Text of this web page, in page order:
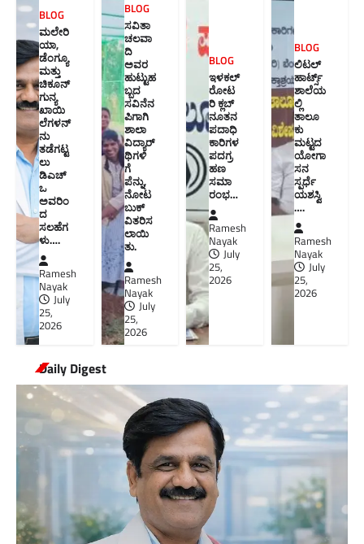
BLOG
ಮಲೇರಿ
ಯಾ,
ಡೆಂಗ್ಯೂ
ಮತ್ತು
ಚಿಕೂನ್
ಗುನ್ಯ
ಖಾಯಿ
ಲೆಗಳನ್
ನು
ತಡೆಗಟ್ಟ
ಲು
ಡಿಎಚ್‌
ಒ
ಅವರಿಂ
ದ
ಸಲಹೆಗ
ಳು….
Ramesh
Nayak
July
25,
2026
BLOG
ಸವಿತಾ
ಚಲವಾ
ದಿ
ಅವರ
ಹುಟ್ಟುಹ
ಬ್ಬದ
ಸವಿನೆನ
ಪಿಗಾಗಿ
ಶಾಲಾ
ವಿದ್ಯಾರ್
ಥಿಗಳಿ
ಗೆ
ಪೆನ್ನು,
ನೋಟ
ಬುಕ್
ವಿತರಿಸ
ಲಾಯಿ
ತು.
Ramesh
Nayak
July
25,
2026
BLOG
ಇಳಕಲ್
ರೋಟ
ರಿ ಕ್ಲಬ್
ನೂತನ‌
ಪದಾಧಿ
ಕಾರಿಗಳ
ಪದಗ್ರ
ಹಣ
ಸಮಾ
ರಂಭ…
Ramesh
Nayak
July
25,
2026
BLOG
ಲಿಟಲ್
ಹಾರ್ಟ್ಸ್
ಶಾಲೆಯ
ಲ್ಲಿ
ತಾಲೂ
ಕು
ಮಟ್ಟದ
ಯೋಗಾ
ಸನ
ಸ್ಪರ್ಧೆ
ಯಶಸ್ವಿ
….
Ramesh
Nayak
July
25,
2026
Daily Digest